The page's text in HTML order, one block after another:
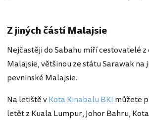
Z jiných částí Malajsie
Nejčastěji do Sabahu míří cestovatelé
Malajsie, většinou ze státu Sarawak na
pevninské Malajsie.
Na letiště vKota Kinabalu BKI můžete
letět z Kuala Lumpur, Johor Bahru,